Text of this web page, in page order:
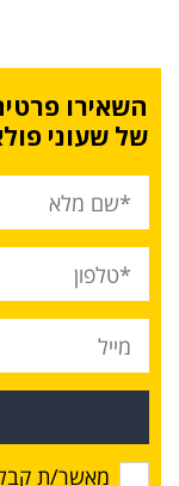
השאירו
של שעוני
מאשר/ת